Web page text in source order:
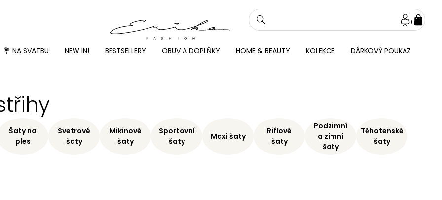
💐 NA SVATBU NEW IN! BESTSELLERY OBUV A DOPLŇKY HOME & BEAUTY KOLEKCE DÁRKOVÝ POUKAZ
Šaty na
ples
Svetrové
šaty
Mikinové
šaty
Sportovní
šaty
Maxi šaty
Riflové
šaty
Podzimní
a zimní
šaty
Těhotenské
šaty